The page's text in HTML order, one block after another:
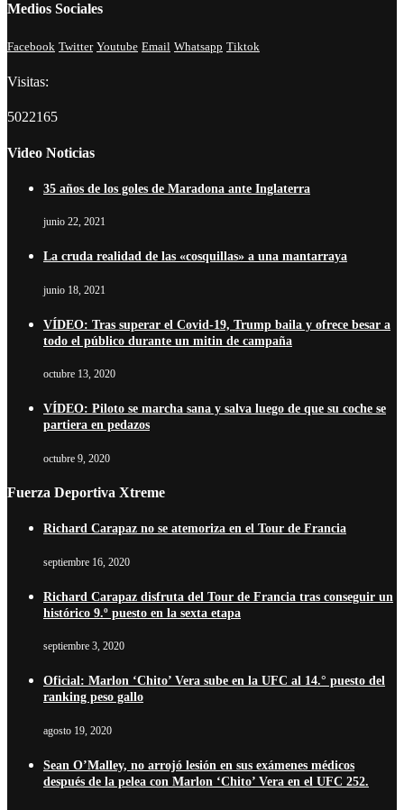
Medios Sociales
Facebook Twitter Youtube Email Whatsapp Tiktok
Visitas:
5022165
Video Noticias
35 años de los goles de Maradona ante Inglaterra
junio 22, 2021
La cruda realidad de las «cosquillas» a una mantarraya
junio 18, 2021
VÍDEO: Tras superar el Covid-19, Trump baila y ofrece besar a
todo el público durante un mitin de campaña
octubre 13, 2020
VÍDEO: Piloto se marcha sana y salva luego de que su coche se
partiera en pedazos
octubre 9, 2020
Fuerza Deportiva Xtreme
Richard Carapaz no se atemoriza en el Tour de Francia
septiembre 16, 2020
Richard Carapaz disfruta del Tour de Francia tras conseguir un
histórico 9.º puesto en la sexta etapa
septiembre 3, 2020
Oficial: Marlon ‘Chito’ Vera sube en la UFC al 14.° puesto del
ranking peso gallo
agosto 19, 2020
Sean O’Malley, no arrojó lesión en sus exámenes médicos
después de la pelea con Marlon ‘Chito’ Vera en el UFC 252.